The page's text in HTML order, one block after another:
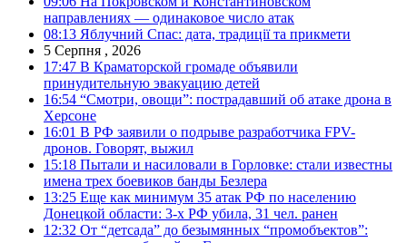
направлениях — одинаковое число атак
08:13 Яблучний Спас: дата, традиції та прикмети
5 Серпня , 2026
17:47 В Краматорской громаде объявили
принудительную эвакуацию детей
16:54 “Смотри, овощи”: пострадавший об атаке дрона в
Херсоне
16:01 В РФ заявили о подрыве разработчика FPV-
дронов. Говорят, выжил
15:18 Пытали и насиловали в Горловке: стали известны
имена трех боевиков банды Безлера
13:25 Еще как минимум 35 атак РФ по населению
Донецкой области: 3-х РФ убила, 31 чел. ранен
12:32 От “детсада” до безымянных “промобъектов”: